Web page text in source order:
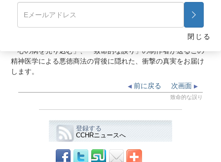
しかし、DSMの背後には何らかの裏づけがあるのでしょうか？
それともそれは、えせ科学によって入念に作られた、ただの見
せかけなのでしょうか？
アワード受賞ドキュメンタリーである「巨利をむさぼる」、
「心の病を売り込む」、「致命的な誤り」の制作者が送るこの
精神医学による悪徳商法の背後に隠れた、衝撃の真実をお届け
します。
次画面
前に戻る
致命的な誤り
登録する
CCHRニュースへ
閉じる